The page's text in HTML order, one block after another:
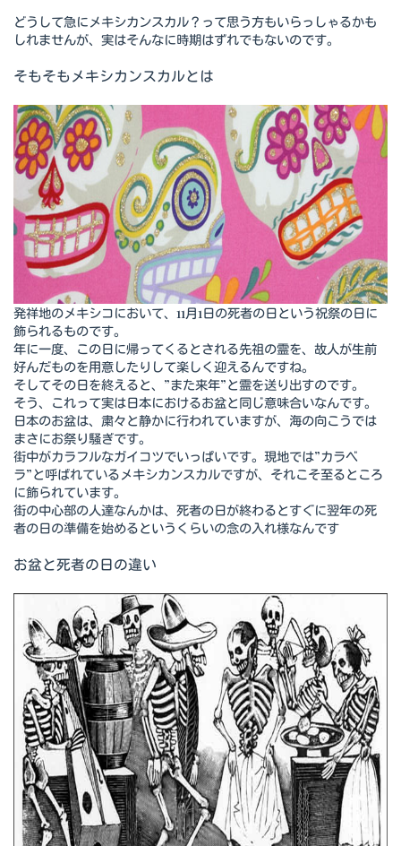
どうして急にメキシカンスカル？って思う方もいらっしゃるかも
しれませんが、実はそんなに時期はずれでもないのです。
そもそもメキシカンスカルとは
発祥地のメキシコにおいて、11月1日の死者の日という祝祭の日に
飾られるものです。
年に一度、この日に帰ってくるとされる先祖の霊を、故人が生前
好んだものを用意したりして楽しく迎えるんですね。
そしてその日を終えると、”また来年”と霊を送り出すのです。
そう、これって実は日本におけるお盆と同じ意味合いなんです。
日本のお盆は、粛々と静かに行われていますが、海の向こうでは
まさにお祭り騒ぎです。
街中がカラフルなガイコツでいっぱいです。現地では”カラベ
ラ”と呼ばれているメキシカンスカルですが、それこそ至るところ
に飾られています。
街の中心部の人達なんかは、死者の日が終わるとすぐに翌年の死
者の日の準備を始めるというくらいの念の入れ様なんです
お盆と死者の日の違い